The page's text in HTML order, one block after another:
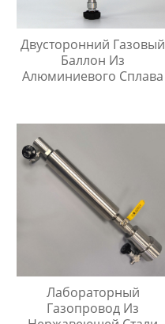
Двусторонний Газовый
Баллон Из
Алюминиевого Сплава
Лабораторный
Газопровод Из